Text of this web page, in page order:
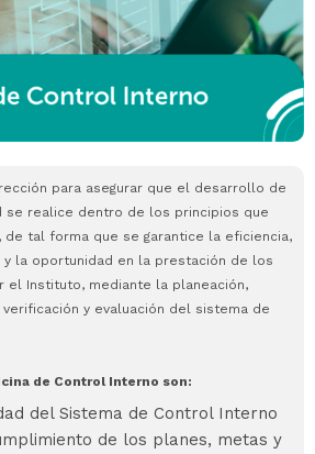
para asegurar que el desarrollo de
se realice dentro de los principios que
de tal forma que se garantice la eficiencia,
la oportunidad en la prestación de los
el Instituto, mediante la planeación,
verificación y evaluación del sistema de
de Control Interno son:
del Sistema de Control Interno
de los planes, metas y